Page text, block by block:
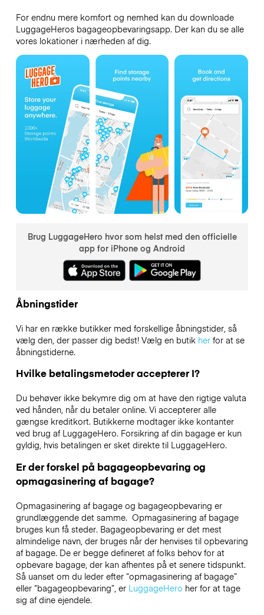
For endnu mere komfort og nemhed kan du downloade
LuggageHeros bagageopbevaringsapp. Der kan du se alle
vores lokationer i nærheden af dig.
Brug LuggageHero hvor som helst med den officielle
app for iPhone og Android
Åbningstider
Vi har en række butikker med forskellige åbningstider, så
vælg den, der passer dig bedst! Vælg en butik herfor at se
åbningstiderne.
Hvilke betalingsmetoder accepterer I?
Du behøver ikke bekymre dig om at have den rigtige valuta
ved hånden, når du betaler online. Vi accepterer alle
gængse kreditkort. Butikkerne modtager ikke kontanter
ved brug af LuggageHero. Forsikring af din bagage er kun
gyldig, hvis betalingen er sket direkte til LuggageHero.
Er der forskel på bagageopbevaring og
opmagasinering af bagage?
Opmagasinering af bagage og bagageopbevaring er
grundlæggende det samme. Opmagasinering af bagage
bruges kun få steder. Bagageopbevaring er det mest
almindelige navn, der bruges når der henvises til opbevaring
af bagage. De er begge defineret af folks behov for at
opbevare bagage, der kan afhentes på et senere tidspunkt.
Så uanset om du leder efter “opmagasinering af bagage”
eller “bagageopbevaring”, erLuggageHero her for at tage
sig af dine ejendele.